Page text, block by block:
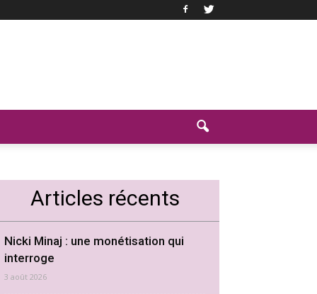
Articles récents
Nicki Minaj : une monétisation qui
interroge
3 août 2026